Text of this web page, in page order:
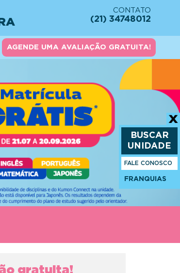
CONTATO
(21) 34748012
AGENDE UMA AVALIAÇÃO GRATUITA!
gratuita!
BUSCAR
UNIDADE
FALE CONOSCO
FRANQUIAS